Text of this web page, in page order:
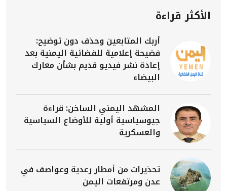
الأكثر قراءة
أربك المتابعين وحذف دون توضيح:
فضيحة إعلامية للفضائية اليمنية بعد
إعادة نشر فيديو قديم بشأن معارك
البيضاء
المشهد اليمني الساخن: قراءة
جيوسياسية أولية للأوضاع السياسية
والعسكرية
تحذيرات من أمطار رعدية وعواصف في
عدن ومرتفعات اليمن